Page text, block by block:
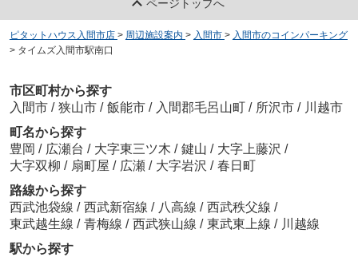
ページトップへ
ピタットハウス入間市店 > 周辺施設案内 > 入間市 > 入間市のコインパーキング
> タイムズ入間市駅南口
市区町村から探す
入間市 / 狭山市 / 飯能市 / 入間郡毛呂山町 / 所沢市 / 川越市
町名から探す
豊岡 / 広瀬台 / 大字東三ツ木 / 鍵山 / 大字上藤沢 /
大字双柳 / 扇町屋 / 広瀬 / 大字岩沢 / 春日町
路線から探す
西武池袋線 / 西武新宿線 / 八高線 / 西武秩父線 /
東武越生線 / 青梅線 / 西武狭山線 / 東武東上線 / 川越線
駅から探す